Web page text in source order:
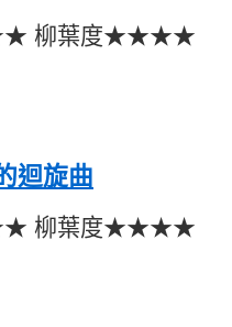
柳葉度★★★★
迴旋曲
柳葉度★★★★